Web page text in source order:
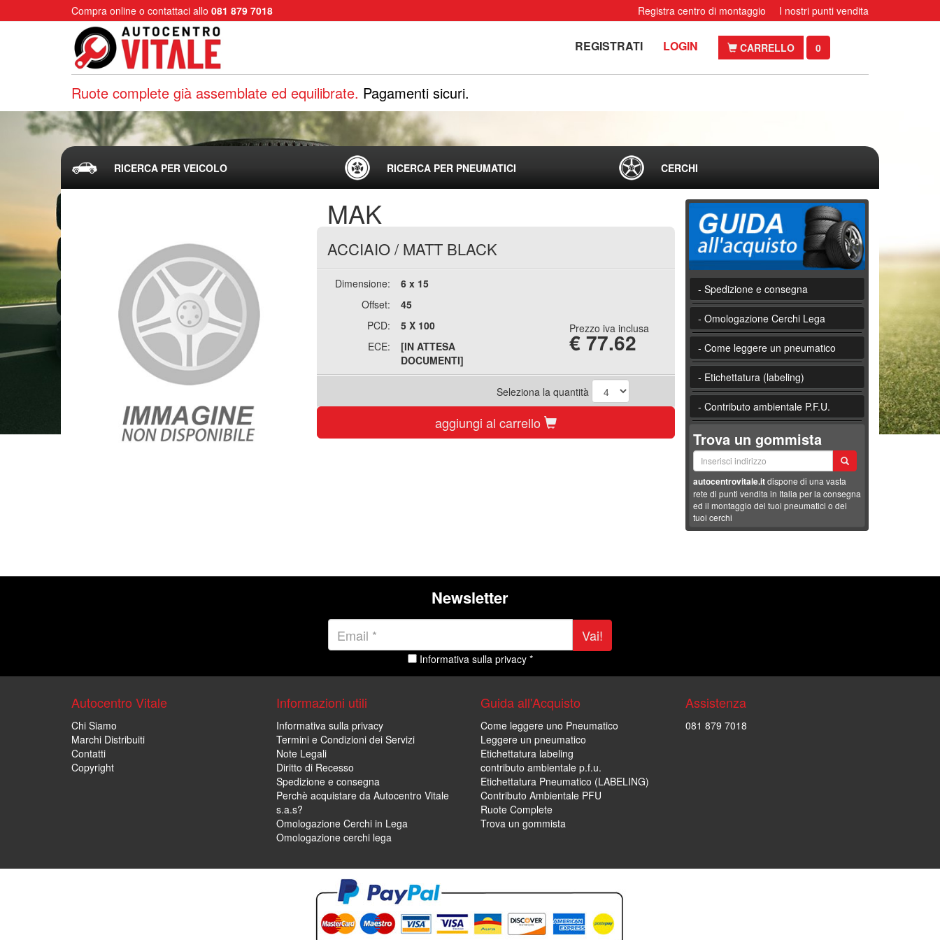
Compra online o contattaci allo 081 879 7018 Registra centro di montaggio I nostri punti vendita
REGISTRATI LOGIN CARRELLO 0
Ruote complete già assemblate ed equilibrate. Pagamenti sicuri.
RICERCA PER VEICOLO RICERCA PER PNEUMATICI CERCHI
MAK
ACCIAIO/ MATT BLACK
Dimensione:
6 x 15
Offset:
45
PCD:
5 X 100
ECE:
[IN ATTESA
DOCUMENTI]
Prezzo iva inclusa
€ 77.62
Seleziona la quantità
aggiungi al carrello
- Spedizione e consegna
- Omologazione Cerchi Lega
- Come leggere un pneumatico
- Etichettatura (labeling)
- Contributo ambientale P.F.U.
Trova un gommista
autocentrovitale.itdispone di una vasta
rete di punti vendita in Italia per la consegna
ed il montaggio dei tuoi pneumatici o dei
tuoi cerchi
Newsletter
Vai!
Informativa sulla privacy *
Autocentro Vitale
Chi Siamo
Marchi Distribuiti
Contatti
Copyright
Informazioni utili
Informativa sulla privacy
Termini e Condizioni dei Servizi
Note Legali
Diritto di Recesso
Spedizione e consegna
Perchè acquistare da Autocentro Vitale
s.a.s?
Omologazione Cerchi in Lega
Omologazione cerchi lega
Guida all'Acquisto
Come leggere uno Pneumatico
Leggere un pneumatico
Etichettatura labeling
contributo ambientale p.f.u.
Etichettatura Pneumatico (LABELING)
Contributo Ambientale PFU
Ruote Complete
Trova un gommista
Assistenza
081 879 7018